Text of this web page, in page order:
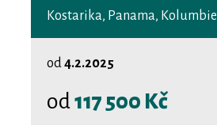
Kostarika, Panama, Kolumbie
od 4.2.2025
od117 500 Kč